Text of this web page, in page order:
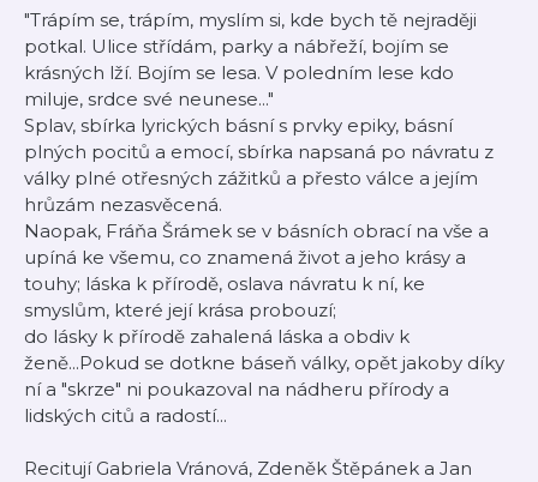
"Trápím se, trápím, myslím si, kde bych tě nejraději
potkal. Ulice střídám, parky a nábřeží, bojím se
krásných lží. Bojím se lesa. V poledním lese kdo
miluje, srdce své neunese..."
Splav, sbírka lyrických básní s prvky epiky, básní
plných pocitů a emocí, sbírka napsaná po návratu z
války plné otřesných zážitků a přesto válce a jejím
hrůzám nezasvěcená.
Naopak, Fráňa Šrámek se v básních obrací na vše a
upíná ke všemu, co znamená život a jeho krásy a
touhy; láska k přírodě, oslava návratu k ní, ke
smyslům, které její krása probouzí;
do lásky k přírodě zahalená láska a obdiv k
ženě...Pokud se dotkne báseň války, opět jakoby díky
ní a "skrze" ni poukazoval na nádheru přírody a
lidských citů a radostí...
Recitují Gabriela Vránová, Zdeněk Štěpánek a Jan